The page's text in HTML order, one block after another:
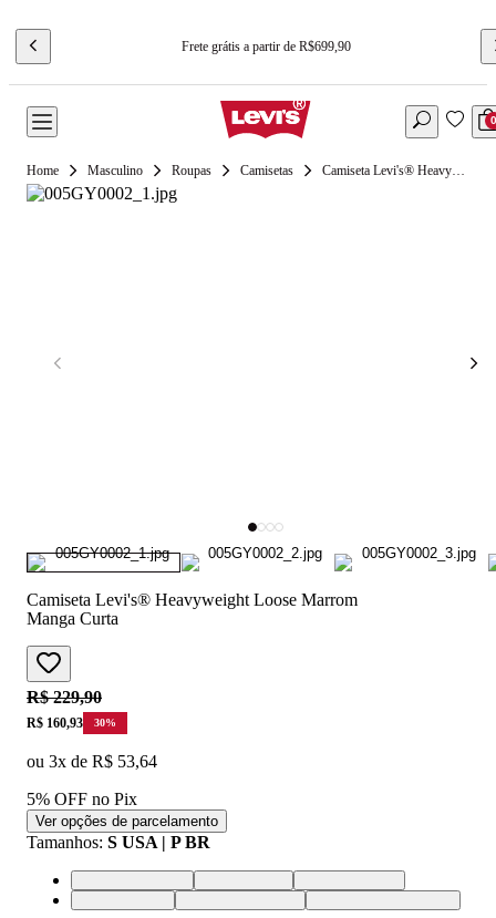
Frete grátis a partir de R$699,90
0
Masculino Roupas Camisetas Camiseta Levi's® Heavyweight Loose Marrom Manga Curta
Camiseta Levi's® Heavyweight Loose Marrom
Manga Curta
Original price:
R$ 229,90
Price:
R$ 160,93 30%
ou 3x de R$ 53,64
5% OFF no Pix
Ver opções de parcelamento
Tamanhos: S USA | P BR
XS USA | PP BRS USA | P BRM USA | M BR
L USA | G BRXL USA | GG BRXXL USA | EGG BR